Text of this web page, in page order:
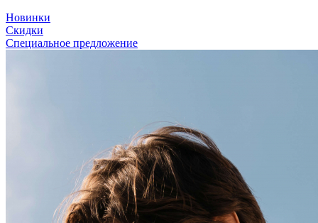
Новинки
Скидки
Специальное предложение